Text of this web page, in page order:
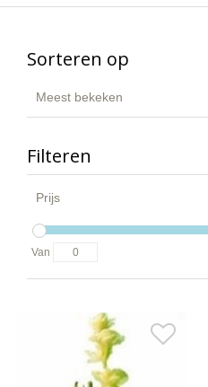
Sorteren op
Meest bekeken
Filteren
Prijs
Van